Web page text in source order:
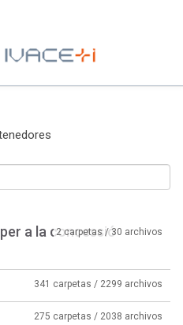
a la concessió
2 carpetas / 30 archivos
341 carpetas / 2299 archivos
275 carpetas / 2038 archivos